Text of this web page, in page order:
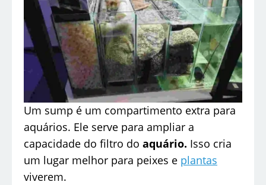
Um sump é um compartimento extra para
aquários. Ele serve para ampliar a
capacidade do filtro do aquário. Isso cria
um lugar melhor para peixes e plantas
viverem.